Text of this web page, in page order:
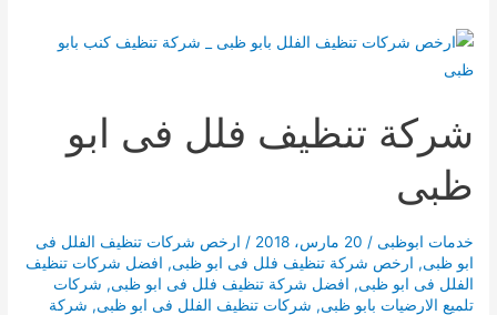
شركة تنظيف فلل فى ابو
ظبى
خدمات ابوظبى / 20 مارس، 2018 / ارخص شركات تنظيف الفلل فى
ابو ظبى, ارخص شركة تنظيف فلل فى ابو ظبى, افضل شركات تنظيف
الفلل فى ابو ظبى, افضل شركة تنظيف فلل فى ابو ظبى, شركات
تلميع الارضيات بابو ظبى, شركات تنظيف الفلل فى ابو ظبى, شركة